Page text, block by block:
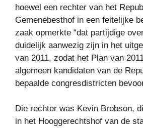
hoewel een rechter van het
Gemenebesthof in een feitelijke
zaak opmerkte “dat partijdige
duidelijk aanwezig zijn in het
van 2011, zodat het Plan van
algemeen kandidaten van de
bepaalde congresdistricten
Die rechter was Kevin Brobson,
in het Hooggerechtshof van de